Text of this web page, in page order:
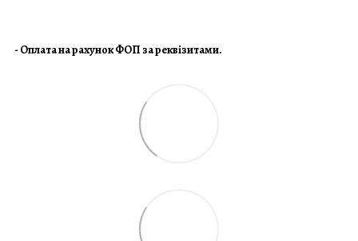
- Оплата на рахунок ФОП за реквізитами.